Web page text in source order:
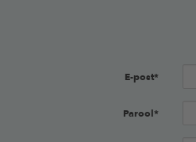
E-post*
Parool*